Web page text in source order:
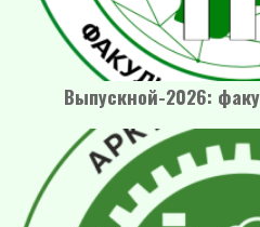
Выпускной-2026: